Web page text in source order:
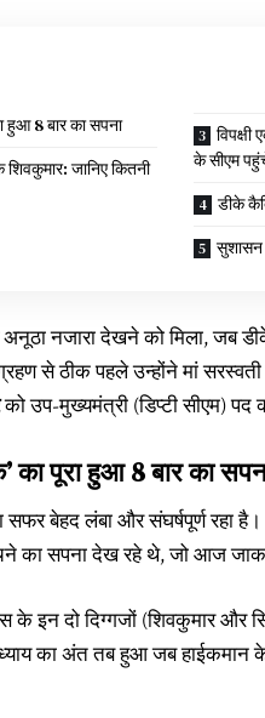
हुआ 8 बार का सपना
जानिए कितनी
के सीएम
डीके
सुशासन
नजारा देखने को मिला, जब
से ठीक पहले उन्होंने मां सरस्वती
को उप-मुख्यमंत्री (डिप्टी सीएम) पद
का पूरा हुआ 8 बार का
बेहद लंबा और संघर्षपूर्ण रहा
का सपना देख रहे थे, जो आज
के इन दो दिग्गजों (शिवकुमार और
का अंत तब हुआ जब हाईकमान के